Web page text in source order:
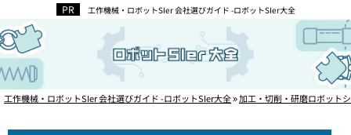
工作機械・ロボットSIer 会社選びガイド -ロボットSIer大全
工作機械・ロボットSIer 会社選びガイド -ロボットSIer大全»加工・切削・研磨ロボット